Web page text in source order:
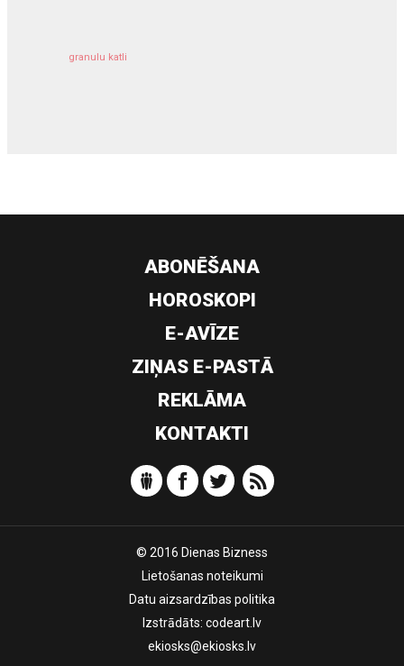
granulu katli
ABONĒŠANA
HOROSKOPI
E-AVĪZE
ZIŅAS E-PASTĀ
REKLĀMA
KONTAKTI
© 2016 Dienas Bizness
Lietošanas noteikumi
Datu aizsardzības politika
Izstrādāts: codeart.lv
ekiosks@ekiosks.lv